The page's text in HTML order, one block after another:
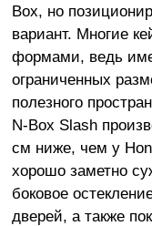
Box, но
вариант. Многие
формами, ведь
ограниченных
полезного
N-Box Slash
см ниже, чем у
хорошо заметно
боковое
дверей, а также